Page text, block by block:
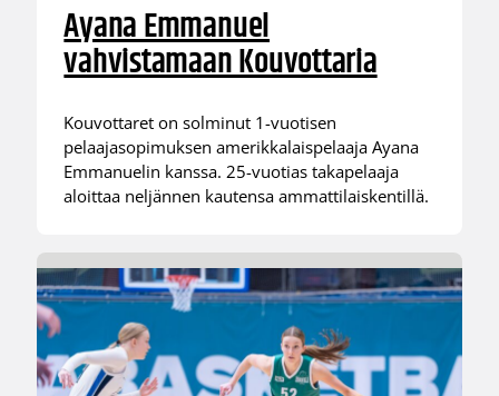
Ayana Emmanuel
vahvistamaan Kouvottaria
Kouvottaret on solminut 1-vuotisen
pelaajasopimuksen amerikkalaispelaaja Ayana
Emmanuelin kanssa. 25-vuotias takapelaaja
aloittaa neljännen kautensa ammattilaiskentillä.